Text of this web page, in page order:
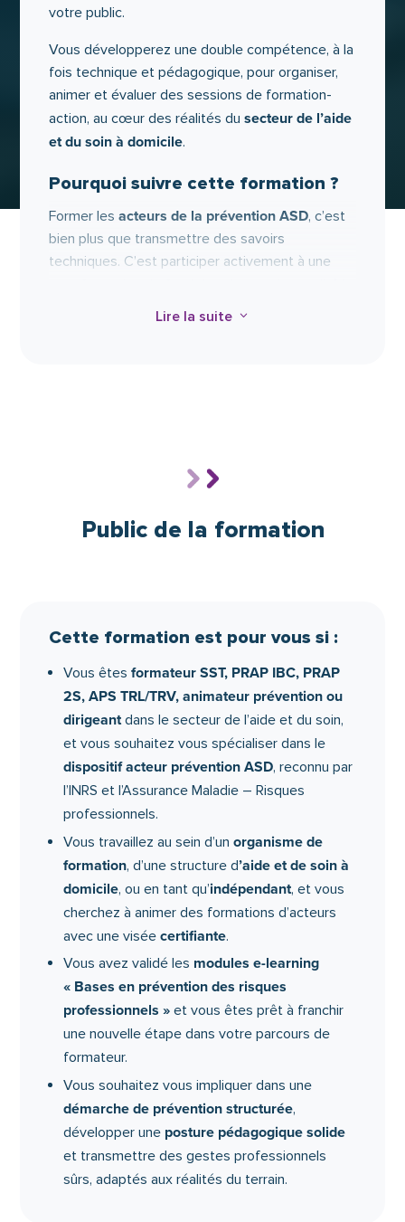
votre public.
Vous développerez une double compétence, à la
fois technique et pédagogique, pour organiser,
animer et évaluer des sessions de formation-
action, au cœur des réalités dusecteur de l’aide
et du soin à domicile.
Pourquoi suivre cette formation ?
Former lesacteurs de la prévention ASD, c’est
bien plus que transmettre des savoirs
techniques. C’est participer activement à une
et de soin à domicile.
vous aidez les équipes à mieux observer leur
dangereuses, à améliorer lamobilité de la
en tension, où la prévention est souvent vue
d’
amélioration durable . Grâce à cette
spécialisation reconnue, vous devenez un relais
stratégique de ladémarche de prévention, au
service des structures, des professionnels… et
des personnes accompagnées.
Lire la suite 3
Public de la formation
Cette formation est pour vous si :
Vous êtesformateur SST, PRAP IBC, PRAP
2S, APS TRL/TRV, animateur prévention ou
dirigeantdans le secteur de l’aide et du soin,
et vous souhaitez vous spécialiser dans le
dispositif acteur prévention ASD, reconnu par
l’INRS et l’Assurance Maladie – Risques
professionnels.
Vous travaillez au sein d’unorganisme de
formation, d’une structure d’aide et de soin à
domicile, ou en tant qu’indépendant, et vous
cherchez à animer des formations d’acteurs
avec une viséecertifiante.
Vous avez validé les modules e-learning
« Bases en prévention des risques
professionnels » et vous êtes prêt à franchir
une nouvelle étape dans votre parcours de
formateur.
Vous souhaitez vous impliquer dans une
démarche de prévention structurée,
développer une posture pédagogique solide
et transmettre des gestes professionnels
sûrs, adaptés aux réalités du terrain.